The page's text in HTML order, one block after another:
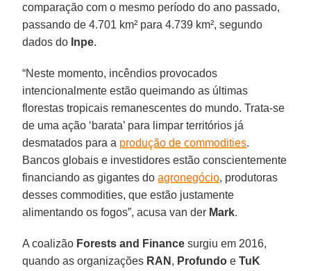
comparação com o mesmo período do ano passado,
passando de 4.701 km² para 4.739 km², segundo
dados do Inpe.
“Neste momento, incêndios provocados
intencionalmente estão queimando as últimas
florestas tropicais remanescentes do mundo. Trata-se
de uma ação ‘barata’ para limpar territórios já
desmatados para a produção de commodities.
Bancos globais e investidores estão conscientemente
financiando as gigantes doagronegócio, produtoras
desses commodities, que estão justamente
alimentando os fogos”, acusa van der Mark.
A coalizão Forests and Finance surgiu em 2016,
quando as organizações RAN , Profundo eTuK